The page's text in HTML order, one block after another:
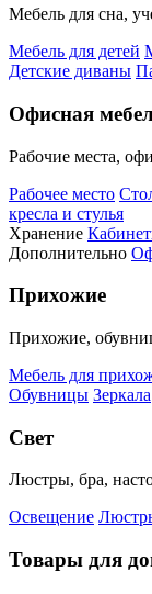
Мебель для сна,
Мебель для детей
Детские диваны
Офисная
Рабочие места,
Рабочее место
кресла и стулья
Хранение
Дополнительно
Прихожие
Прихожие,
Мебель для
Обувницы Зеркала
Свет
Люстры, бра,
Освещение
Товары для